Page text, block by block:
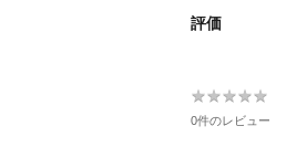
評価
★★★★★
★★★★★
0件のレビュー